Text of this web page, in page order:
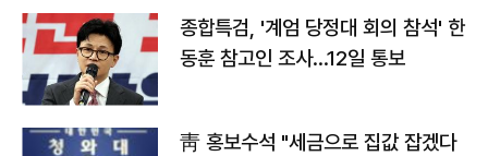
종합특검, '계엄 당정대 회의 참석' 한
동훈 참고인 조사...12일 통보
靑 홍보수석 "세금으로 집값 잡겠다